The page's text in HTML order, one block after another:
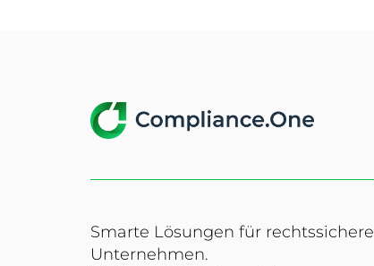
Smarte Lösungen für rechtssichere
Unternehmen.